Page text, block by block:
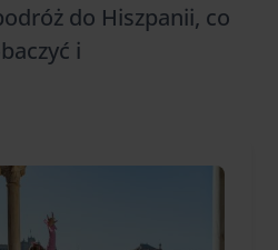
do Hiszpanii, co
i